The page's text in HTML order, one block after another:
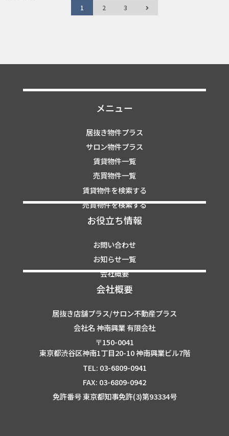
1
2 3
メニュー
居抜き物件プラス
サロン物件プラス
賃貸物件一覧
売買物件一覧
賃貸物件を検索する
売買物件を検索する
お役立ち情報
お問い合わせ
お知らせ一覧
会社概要
会社概要
居抜き店舗プラス/サロン不動産プラス
会社名 神南興業 有限会社
〒150-0041
東京都渋谷区神南1丁目20-10 神南興業ビル7階
TEL: 03-6809-0941
FAX: 03-6809-0942
免許番号 東京都知事免許(3)第93334号